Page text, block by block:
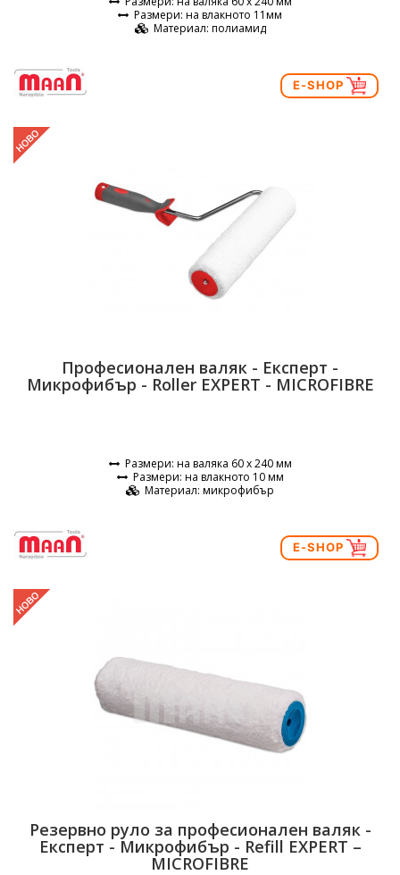
Размери: на влакното 11мм
Материал: полиамид
E-SHOP
Професионален валяк - Експерт -
Микрофибър - Roller EXPERT - MICROFIBRE
Размери: на валяка 60 х 240 мм
Размери: на влакното 10 мм
Материал: микрофибър
E-SHOP
Резервно руло за професионален валяк -
Експерт - Микрофибър - Refill EXPERT –
MICROFIBRE